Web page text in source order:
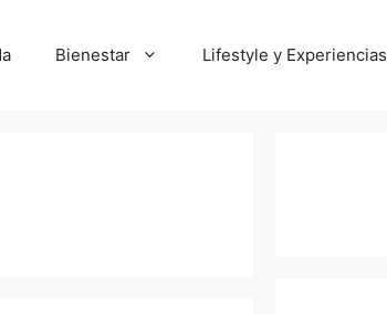
Bienestar Lifestyle y Experiencias